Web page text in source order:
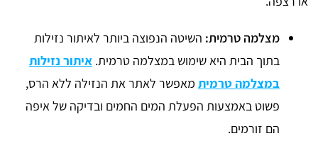
מצלמה טרמית: השיטה הנפוצה ביותר לאיתור נזילות
בתוך הבית היא שימוש במצלמה טרמית. איתור נזילות
במצלמה טרמית מאפשר לאתר את הנזילה ללא הרס,
פשוט באמצעות הפעלת המים החמים ובדיקה של איפה
הם זורמים.